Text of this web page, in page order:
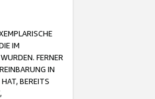
IM
FERNER
IN
BEREITS